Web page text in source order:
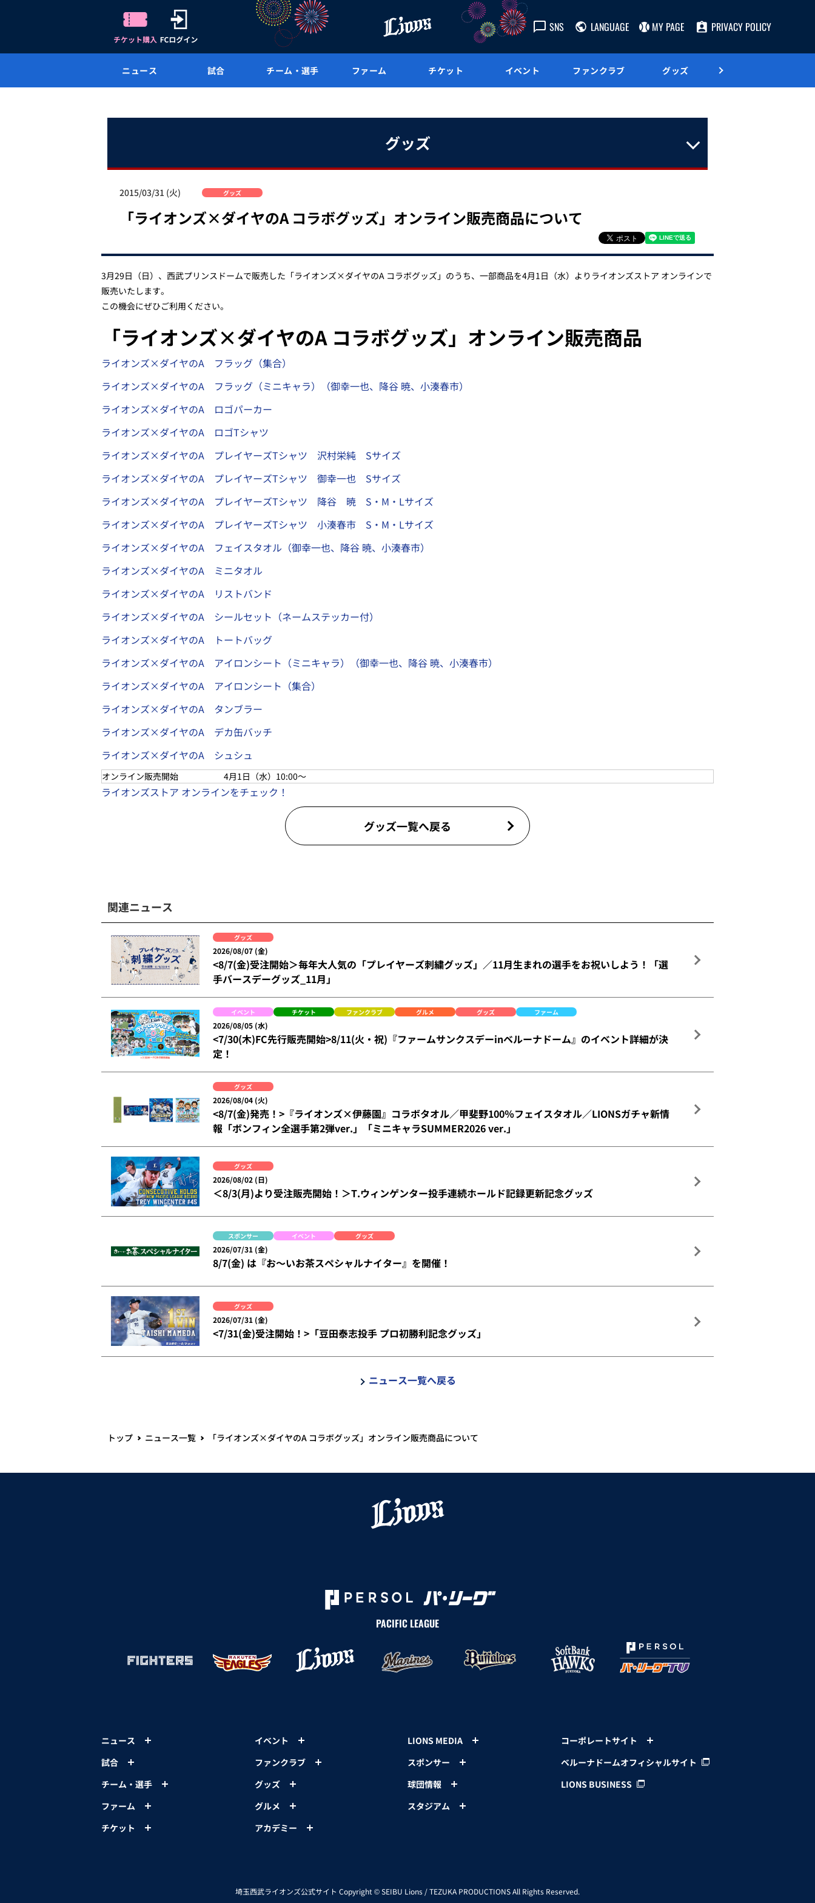
SNS LANGUAGE MY PAGE PRIVACY POLICY
ニュース 試合 チーム・選手 ファーム チケット イベント ファンクラブ グッズ
グッズ
2015/03/31 (火) グッズ
「ライオンズ×ダイヤのA コラボグッズ」オンライン販売商品について
3月29日（日）、西武プリンスドームで販売した「ライオンズ×ダイヤのA コラボグッズ」のうち、一部商品を4月1日（水）よりライオンズストア オンラインで
販売いたします。
この機会にぜひご利用ください。
「ライオンズ×ダイヤのA コラボグッズ」オンライン販売商品
ライオンズ×ダイヤのA フラッグ（集合）
ライオンズ×ダイヤのA フラッグ（ミニキャラ）（御幸一也、降谷 暁、小湊春市）
ライオンズ×ダイヤのA ロゴパーカー
ライオンズ×ダイヤのA ロゴTシャツ
ライオンズ×ダイヤのA プレイヤーズTシャツ 沢村栄純 Sサイズ
ライオンズ×ダイヤのA プレイヤーズTシャツ 御幸一也 Sサイズ
ライオンズ×ダイヤのA プレイヤーズTシャツ 降谷 暁 S・M・Lサイズ
ライオンズ×ダイヤのA プレイヤーズTシャツ 小湊春市 S・M・Lサイズ
ライオンズ×ダイヤのA フェイスタオル（御幸一也、降谷 暁、小湊春市）
ライオンズ×ダイヤのA ミニタオル
ライオンズ×ダイヤのA リストバンド
ライオンズ×ダイヤのA シールセット（ネームステッカー付）
ライオンズ×ダイヤのA トートバッグ
ライオンズ×ダイヤのA アイロンシート（ミニキャラ）（御幸一也、降谷 暁、小湊春市）
ライオンズ×ダイヤのA アイロンシート（集合）
ライオンズ×ダイヤのA タンブラー
ライオンズ×ダイヤのA デカ缶バッチ
ライオンズ×ダイヤのA シュシュ
オンライン販売開始 4月1日（水）10:00～
ライオンズストア オンラインをチェック！
グッズ一覧へ戻る
関連ニュース
グッズ
2026/08/07 (金)
<8/7(金)受注開始＞毎年大人気の「プレイヤーズ刺繍グッズ」／11月生まれの選手をお祝いしよう！「選
手バースデーグッズ_11月」
イベント チケット ファンクラブ グルメ グッズ ファーム
2026/08/05 (水)
<7/30(木)FC先行販売開始>8/11(火・祝)『ファームサンクスデーinベルーナドーム』のイベント詳細が決
定！
グッズ
2026/08/04 (火)
<8/7(金)発売！>『ライオンズ×伊藤園』コラボタオル／甲斐野100％フェイスタオル／LIONSガチャ新情
報「ボンフィン全選手第2弾ver.」「ミニキャラSUMMER2026 ver.」
グッズ
2026/08/02 (日)
＜8/3(月)より受注販売開始！＞T.ウィンゲンター投手連続ホールド記録更新記念グッズ
スポンサー イベント グッズ
2026/07/31 (金)
8/7(金) は『お～いお茶スペシャルナイター』を開催！
グッズ
2026/07/31 (金)
<7/31(金)受注開始！>「豆田泰志投手 プロ初勝利記念グッズ」
ニュース一覧へ戻る
トップ ニュース一覧 「ライオンズ×ダイヤのA コラボグッズ」オンライン販売商品について
PACIFIC LEAGUE
ニュース
試合
チーム・選手
ファーム
チケット
イベント
ファンクラブ
グッズ
グルメ
アカデミー
LIONS MEDIA
スポンサー
球団情報
スタジアム
コーポレートサイト
ベルーナドームオフィシャルサイト
LIONS BUSINESS
埼玉西武ライオンズ公式サイト Copyright © SEIBU Lions / TEZUKA PRODUCTIONS All Rights Reserved.